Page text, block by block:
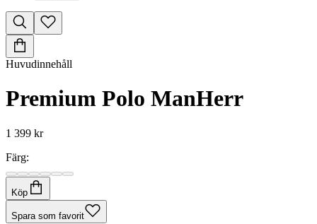
Huvudinnehåll
Premium Polo ManHerr
1 399 kr
Färg:
Köp
Spara som favorit